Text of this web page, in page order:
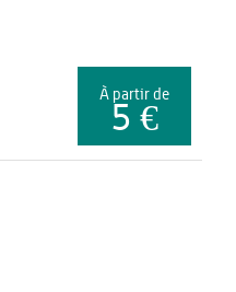
À partir de
5 €